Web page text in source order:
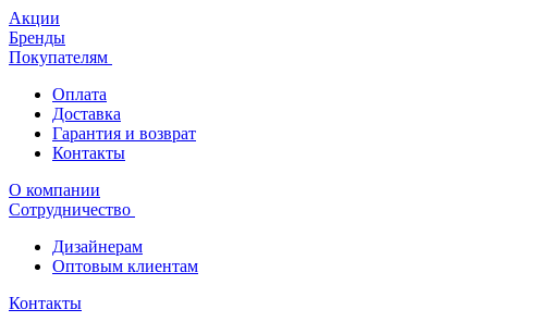
Акции
Бренды
Покупателям
Оплата
Доставка
Гарантия и возврат
Контакты
О компании
Сотрудничество
Дизайнерам
Оптовым клиентам
Контакты